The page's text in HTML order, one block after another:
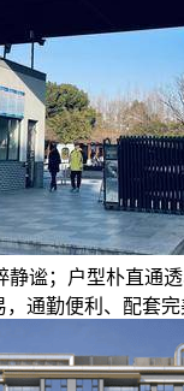
谧；户型朴直通
通勤便利、配套